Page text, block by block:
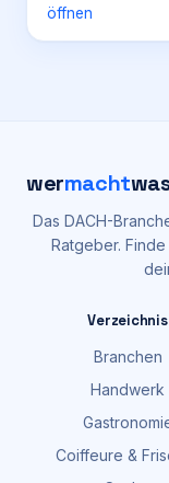
öffnen
wermacht
Das DACH-
Ratgeber.
Verzeichnis
Branchen
Handwerk
Coiffeure &